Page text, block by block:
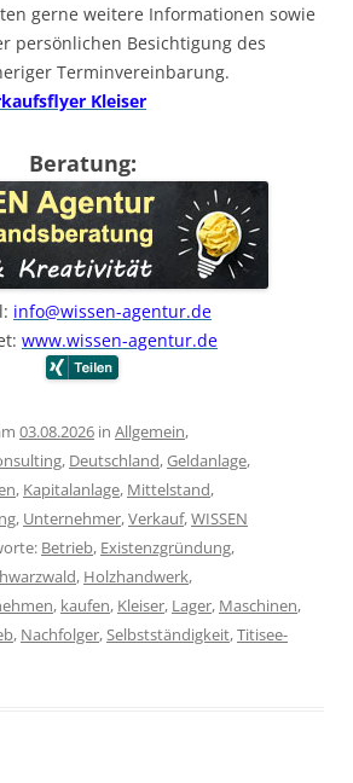
gerne weitere Informationen sowie
persönlichen Besichtigung des
Terminvereinbarung.
Kleiser
Beratung:
info@wissen-agentur.de
www.wissen-agentur.de
03.08.2026 in Allgemein,
, Deutschland,Geldanlage,
, Kapitalanlage, Mittelstand,
, Unternehmer,Verkauf,WISSEN
Betrieb, Existenzgründung,
, Holzhandwerk,
, kaufen, Kleiser, Lager, Maschinen,
, Nachfolger,Selbstständigkeit,Titisee-